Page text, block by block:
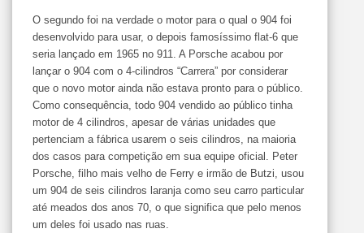
O segundo foi na verdade o motor para o qual o 904 foi
desenvolvido para usar, o depois famosíssimo flat-6 que
seria lançado em 1965 no 911. A Porsche acabou por
lançar o 904 com o 4-cilindros “Carrera” por considerar
que o novo motor ainda não estava pronto para o público.
Como consequência, todo 904 vendido ao público tinha
motor de 4 cilindros, apesar de várias unidades que
pertenciam a fábrica usarem o seis cilindros, na maioria
dos casos para competição em sua equipe oficial. Peter
Porsche, filho mais velho de Ferry e irmão de Butzi, usou
um 904 de seis cilindros laranja como seu carro particular
até meados dos anos 70, o que significa que pelo menos
um deles foi usado nas ruas.